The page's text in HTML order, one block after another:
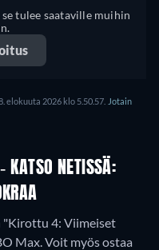
tulee saataville muihin
2026 klo 5.50.57. Jotain
KATSO NETISSÄ:
"Kirottu 4: Viimeiset
Max. Voit myös ostaa